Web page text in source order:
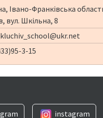
Івано-Франківська
вул. Шкільна, 8
3-15
instagram